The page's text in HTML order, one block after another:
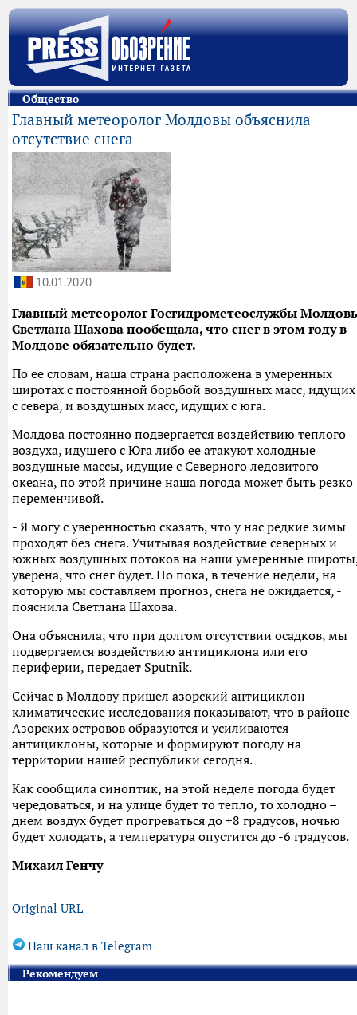
Общество
Главный метеоролог Молдовы объяснила
отсутствие снега
10.01.2020
Главный метеоролог Госгидрометеослужбы
Светлана Шахова пообещала, что снег в этом году в
Молдове обязательно будет.
По ее словам, наша страна расположена в умеренных
широтах с постоянной борьбой воздушных масс, идущих
с севера, и воздушных масс, идущих с юга.
Молдова постоянно подвергается воздействию теплого
воздуха, идущего с Юга либо ее атакуют холодные
воздушные массы, идущие с Северного ледовитого
океана, по этой причине наша погода может быть резко
переменчивой.
- Я могу с уверенностью сказать, что у нас редкие зимы
проходят без снега. Учитывая воздействие северных и
южных воздушных потоков на наши умеренные
уверена, что снег будет. Но пока, в течение недели, на
которую мы составляем прогноз, снега не ожидается, -
пояснила Светлана Шахова.
Она объяснила, что при долгом отсутствии осадков, мы
подвергаемся воздействию антициклона или его
периферии, передает Sputnik.
Сейчас в Молдову пришел азорский антициклон -
климатические исследования показывают, что в районе
Азорских островов образуются и усиливаются
антициклоны, которые и формируют погоду на
территории нашей республики сегодня.
Как сообщила синоптик, на этой неделе погода будет
чередоваться, и на улице будет то тепло, то холодно –
днем воздух будет прогреваться до +8 градусов, ночью
будет холодать, а температура опустится до -6 градусов.
Михаил Генчу
Original URL
Наш канал в Telegram
Рекомендуем